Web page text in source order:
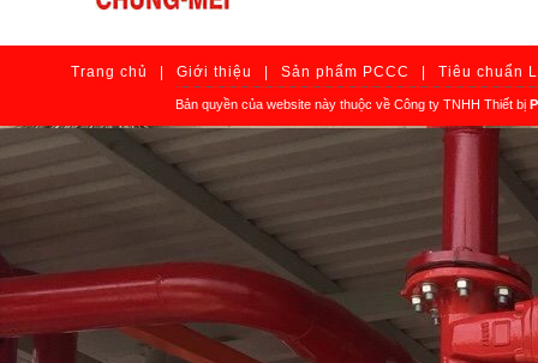
Trang chủ Giới thiệu Sản phẩm PCCC Tiêu chuẩn
Bản quyền của website này thuộc về Công ty TNHH Thiết bị